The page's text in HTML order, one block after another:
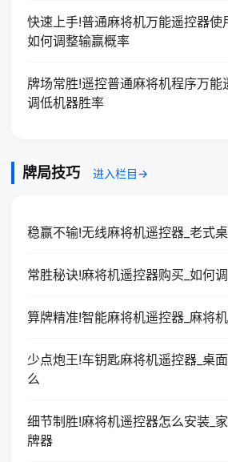
快速上手!普通麻将机万能遥控器使
如何调整输赢概率
牌场常胜!遥控普通麻将机程序万能
调低机器胜率
牌局技巧 进入栏目→
稳赢不输!无线麻将机遥控器_老式
常胜秘诀!麻将机遥控器购买_如何
算牌精准!智能麻将机遥控器_麻将
少点炮王!车钥匙麻将机遥控器_桌
么
细节制胜!麻将机遥控器怎么安装_
牌器